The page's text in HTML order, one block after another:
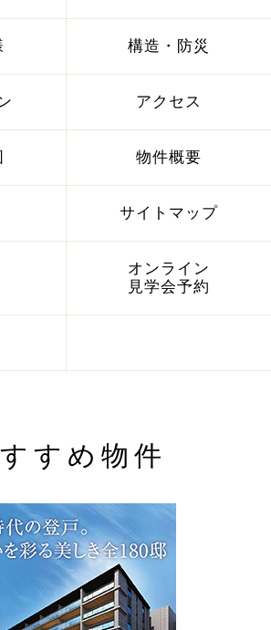
構造・防災
アクセス
物件概要
サイトマップ
オンライン
見学会予約
すめ物件